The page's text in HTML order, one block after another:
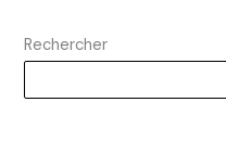
Rechercher